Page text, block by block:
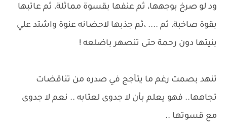
ود لو صرخ بوجهها، ثم عنفها بقسوة مماثلة، ثم عاتبها
بقوة صاخبة، ثم .... ،ثم جذبها لاحضانه عنوة واشتد علي
بنيتها دون رحمة حتى تنصهر باضلعه !
تنهد بصمت رغم ما يتأجج في صدره من تناقضات
تجاهها.. فهو يعلم بأن لا جدوى لعتابه .. نعم لا جدوى
مع قسوتها ..